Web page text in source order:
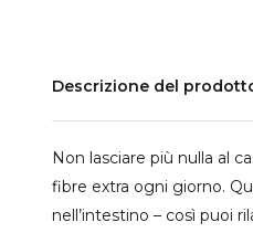
Descrizione del
Non lasciare più nulla al
fibre extra ogni giorno.
nell’intestino – così puoi